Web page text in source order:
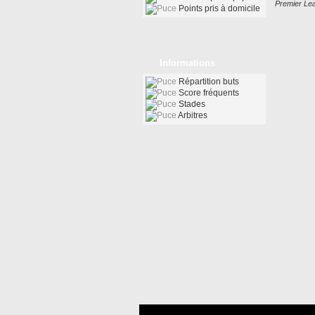
Premier
Points pris à domicile
Répartition buts
Score fréquents
Stades
Arbitres